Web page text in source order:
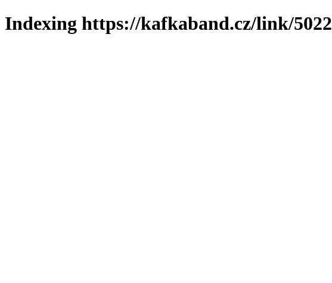
Indexing https://kafkaband.cz/link/5022